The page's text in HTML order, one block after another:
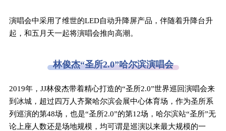
演唱会中采用了维世的LED自动升降屏产品，伴随着升降台升
起，和五月天一起将演唱会推向高潮。
林俊杰“圣所2.0”哈尔滨演唱会
2019年，JJ林俊杰带着精心打造的“圣所2.0”世界巡回演唱会来
到冰城，超过四万人齐聚哈尔滨会展中心体育场，作为圣所系
列巡演的第48场，也是“圣所2.0”的第12场，哈尔滨站“圣所”无
论上座人数还是场地规模，均可谓是巡演以来最大规模的一